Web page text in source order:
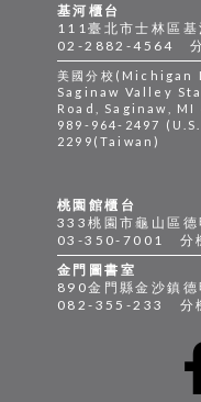
桃園館櫃台
333桃園市龜山區德
03-350-7001 分
金門圖書室
890金門縣金沙鎮
082-355-233 分
基河櫃台
111臺北市士林區
02-2882-4564
美國分校
Saginaw Valley
Road, Saginaw,
989-964-2497
2299(Taiwan)